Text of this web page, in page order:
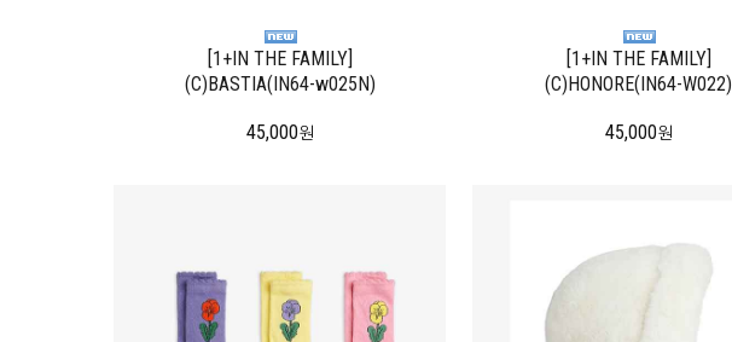
[1+IN THE FAMILY]
(C)BASTIA(IN64-w025N)
45,000원
[1+IN THE FAMILY]
(C)HONORE(IN64-W022)
45,000원